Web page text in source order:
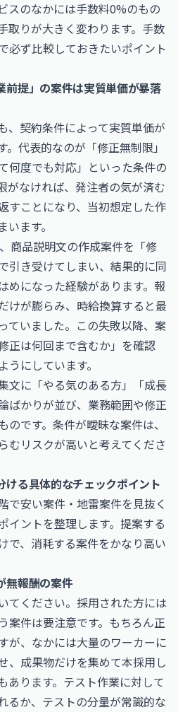
スのなかには手数料0%のもの
取りが大きく変わります。手数
必ず比較しておきたいポイント
前提」の案件は実質単価が暴落
、契約条件によって実質単価が
代表的なのが「修正無制限」
何度でも対応」といった条件の
がなければ、発注者の気が済む
すことになり、当初想定した作
ます。
商品説明文の作成案件を「修
引き受けてしまい、結果的に同
めになった経験があります。報
けが膨らみ、時給換算すると最
ていました。この失敗以降、案
正は何回まで含むか」を確認
うにしています。
文に「やる気のある方」「成長
ばかりが並び、業務範囲や修正
です。条件が曖昧な案件は、
むリスクが高いと考えてくださ
る具体的なチェックポイント
で安い案件・地雷案件を見抜く
イントを整理します。提案する
で、消耗する案件をかなり高い
無報酬の案件
てください。採用された方には
案件は要注意です。もちろん正
が、なかには大量のワーカーに
、成果物だけを集めて本採用し
あります。テスト作業に対して
るか、テストの分量が常識的な